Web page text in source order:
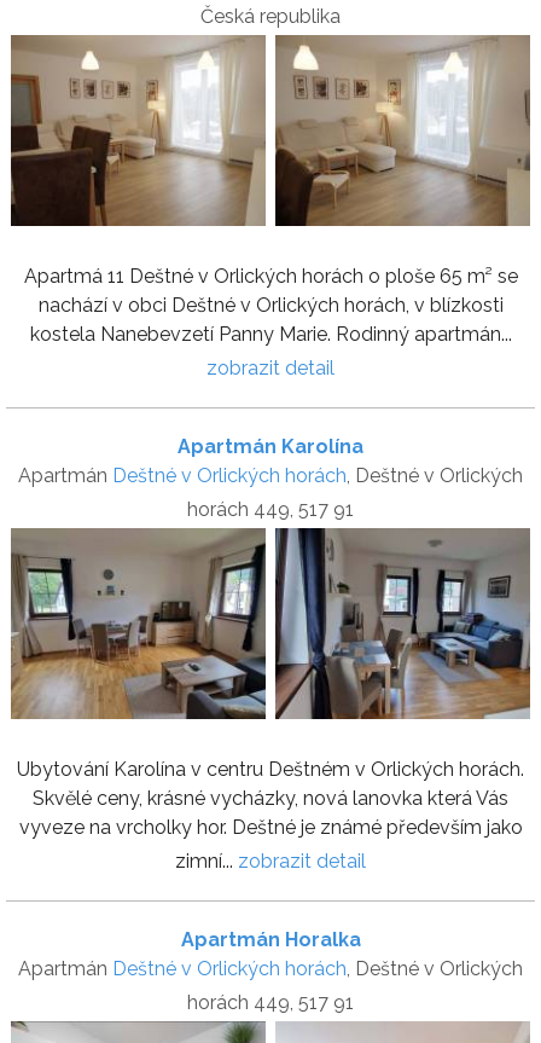
Česká republika
Apartmá 11 Deštné v Orlických horách o ploše 65 m² se
nachází v obci Deštné v Orlických horách, v blízkosti
kostela Nanebevzetí Panny Marie. Rodinný apartmán...
zobrazit detail
Apartmán Karolína
Apartmán Deštné v Orlických horách, Deštné v Orlických
horách 449, 517 91
Ubytování Karolína v centru Deštném v Orlických horách.
Skvělé ceny, krásné vycházky, nová lanovka která Vás
vyveze na vrcholky hor. Deštné je známé především jako
zimní... zobrazit detail
Apartmán Horalka
Apartmán Deštné v Orlických horách, Deštné v Orlických
horách 449, 517 91